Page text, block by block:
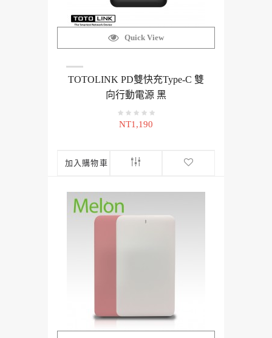
Quick View
TOTOLINK PD雙快充Type-C 雙
向行動電源 黑
NT1,190
加入購物車